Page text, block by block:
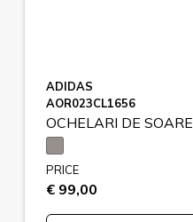
ADIDAS
AOR023CL1656
OCHELARI DE SOARE
PRICE
€ 99,00